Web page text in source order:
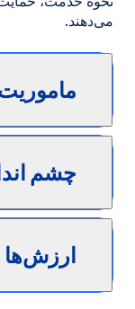
می‌دهند.
چشم
ارزش‌ها